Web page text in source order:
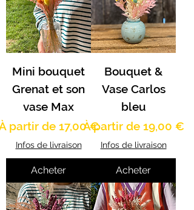
Mini bouquet
Grenat et son
vase Max
partir de 17,00 €
promotionnel
Infos de livraison
Acheter
Bouquet &
Vase Carlos
bleu
À partir de 19,00 €
Prix promotionnel
Infos de livraison
Acheter